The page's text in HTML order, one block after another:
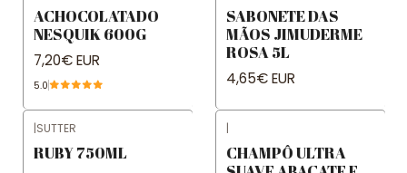
ACHOCOLATADO
NESQUIK 600G
7,20€ EUR
5.0
SABONETE DAS
MÃOS JIMUDERME
ROSA 5L
4,65€ EUR
|SUTTER
RUBY 750ML
|
CHAMPÔ ULTRA